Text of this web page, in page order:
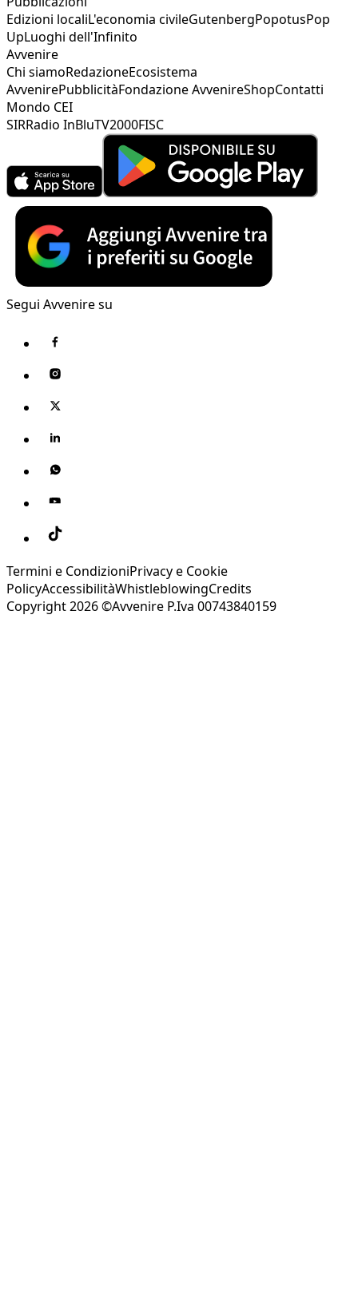
Edizioni localiL'economia civileGutenbergPopotusPop
UpLuoghi dell'Infinito
Avvenire
Chi siamoRedazioneEcosistema
AvvenirePubblicitàFondazione AvvenireShopContatti
Mondo CEI
SIRRadio InBluTV2000FISC
Segui Avvenire su
Termini e CondizioniPrivacy e Cookie
PolicyAccessibilitàWhistleblowingCredits
Copyright 2026 ©Avvenire P.Iva 00743840159